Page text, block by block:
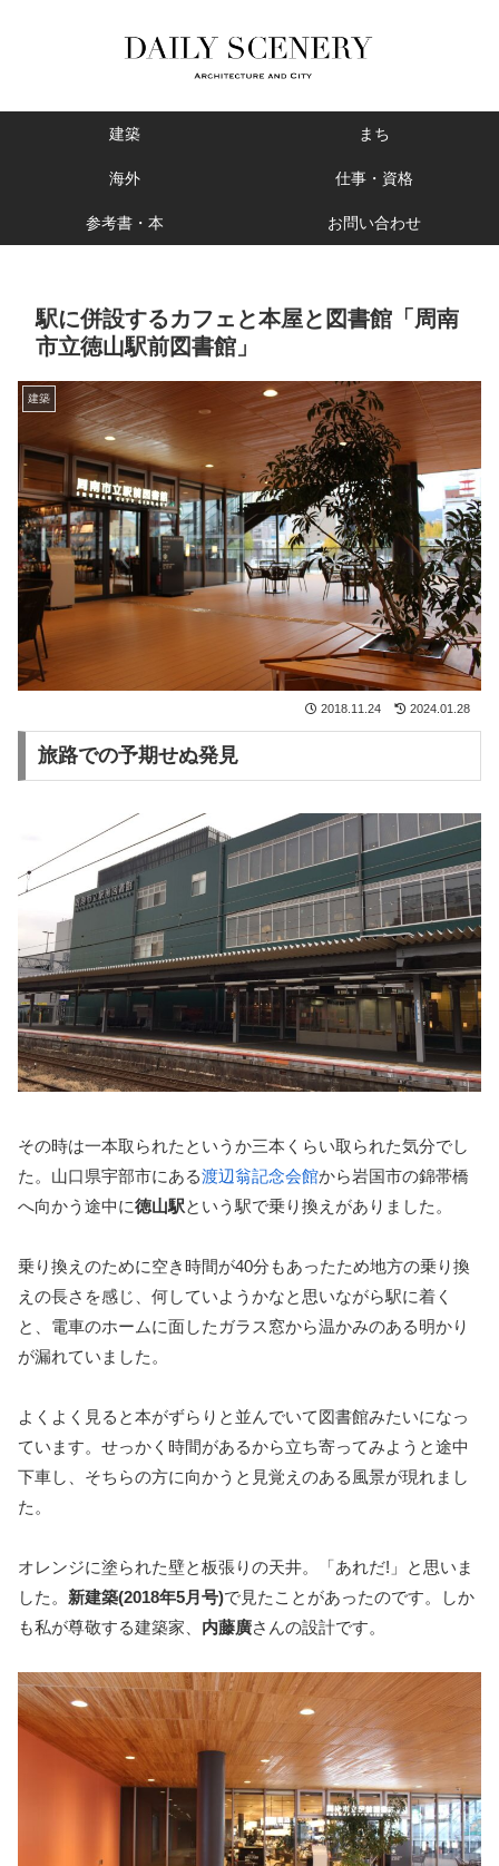
建築 まち
海外 仕事・資格
参考書・本 お問い合わせ
駅に併設するカフェと本屋と図書館「周南
市立徳山駅前図書館」
建築
2018.11.24 2024.01.28
旅路での予期せぬ発見
その時は一本取られたというか三本くらい取られた気分でし
た。山口県宇部市にある渡辺翁記念会館から岩国市の錦帯橋
へ向かう途中に徳山駅という駅で乗り換えがありました。
乗り換えのために空き時間が40分もあったため地方の乗り換
えの長さを感じ、何していようかなと思いながら駅に着く
と、電車のホームに面したガラス窓から温かみのある明かり
が漏れていました。
よくよく見ると本がずらりと並んでいて図書館みたいになっ
ています。せっかく時間があるから立ち寄ってみようと途中
下車し、そちらの方に向かうと見覚えのある風景が現れまし
た。
オレンジに塗られた壁と板張りの天井。「あれだ!」と思いま
した。 新建築(2018年5月号)で見たことがあったのです。しか
も私が尊敬する建築家、 内藤廣さんの設計です。